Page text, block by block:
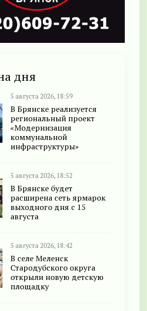
дня
5 августа 2026, 18:59
В Брянске реализуется
региональный проект
«Модернизация
коммунальной
инфраструктуры»
5 августа 2026, 18:52
В Брянске будет
расширена сеть ярмарок
выходного дня с 15
августа
5 августа 2026, 18:42
В селе Меленск
Стародубского округа
открыли новую детскую
площадку